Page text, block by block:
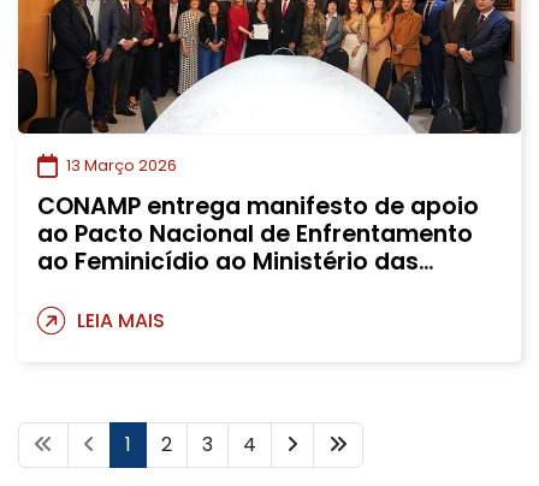
13 Março 2026
CONAMP entrega manifesto de apoio
ao Pacto Nacional de Enfrentamento
ao Feminicídio ao Ministério das
LEIA MAIS
1 2 3 4